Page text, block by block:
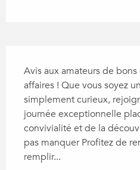
Avis aux amateurs de
affaires ! Que vous soyez
simplement curieux,
journée exceptionnelle
convivialité et de la
pas manquer Profitez de
remplir...